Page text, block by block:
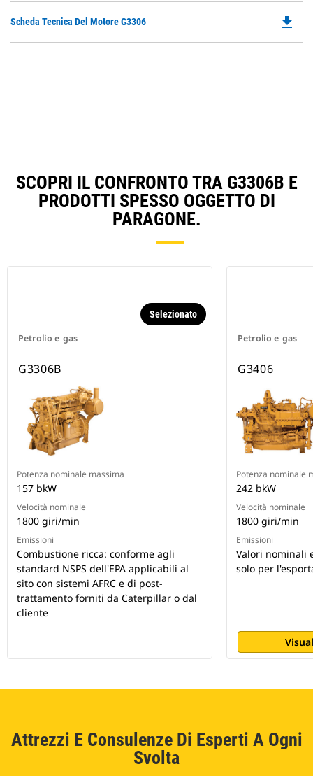
Scheda Tecnica Del Motore G3306 file_download
SCOPRI IL CONFRONTO TRA G3306B E
PRODOTTI SPESSO OGGETTO DI
PARAGONE.
Petrolio e gas
Selezionato
G3306B
Potenza nominale massima
157 bkW
Velocità nominale
1800 giri/min
Emissioni
Combustione ricca: conforme agli
standard NSPS dell'EPA applicabili al
sito con sistemi AFRC e di post-
trattamento forniti da Caterpillar o dal
cliente
Petrolio e gas
G3406
Potenza nominale
242 bkW
Velocità nominale
1800 giri/min
Emissioni
Valori nominali
solo per
Attrezzi E Consulenze Di Esperti A Ogni
Svolta